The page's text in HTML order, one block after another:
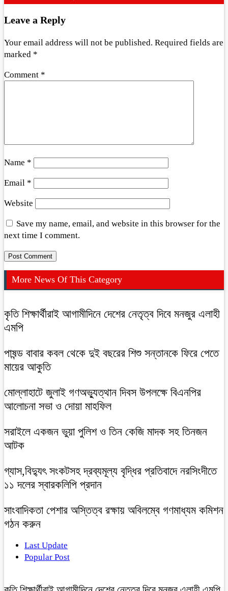
Leave a Reply
Your email address will not be published. Required fields are
marked *
Comment *
Name *
Email *
Website
Save my name, email, and website in this browser for the
next time I comment.
More News Of This Category
কৃতি শিক্ষার্থীরাই আগামীদিনে দেশের নেতৃত্ব দিবে মনজুর এলাহী
এমপি
পাষন্ড বাবার কবল থেকে দুই বছরের শিশু সন্তানকে ফিরে পেতে
মায়ের আকুতি
মোল্লাহাটে জুলাই গণঅভ্যুত্থান দিবস উপলক্ষে বিএনপির
আলোচনা সভা ও দোয়া মাহফিল
সরাইলে একজন ভুয়া পুলিশ ও তিন কেজি মাদক সহ তিনজন
আটক
গ্যাস,বিদ্যুৎ সংকটসহ দ্রব্যমূল্য বৃদ্ধির প্রতিবাদে নরসিংদীতে
১১ দলের স্বারকলিপি প্রদান
সাংবাদিকতা পেশার অস্তিত্ব রক্ষায় অবিলম্বে গণমাধ্যম কমিশন
গঠন করুন
Last Update
Popular Post